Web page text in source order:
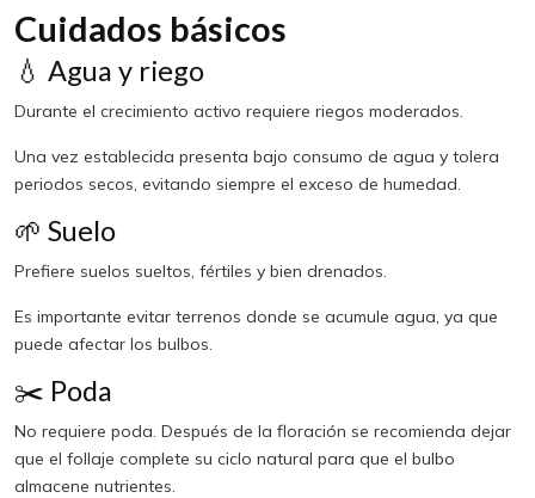
Cuidados básicos
💧 Agua y riego
Durante el crecimiento activo requiere riegos moderados.
Una vez establecida presenta bajo consumo de agua y tolera
periodos secos, evitando siempre el exceso de humedad.
🌱 Suelo
Prefiere suelos sueltos, fértiles y bien drenados.
Es importante evitar terrenos donde se acumule agua, ya que
puede afectar los bulbos.
✂️ Poda
No requiere poda. Después de la floración se recomienda dejar
que el follaje complete su ciclo natural para que el bulbo
almacene nutrientes.